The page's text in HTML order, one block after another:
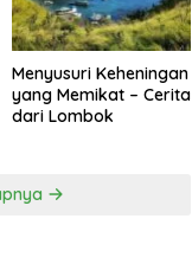
Menyusuri Keheningan
yang Memikat – Cerita
dari Lombok